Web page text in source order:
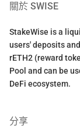
關於 SWISE
StakeWise is a
users' deposits
rETH2 (reward
Pool and can be
DeFi ecosystem.
分享